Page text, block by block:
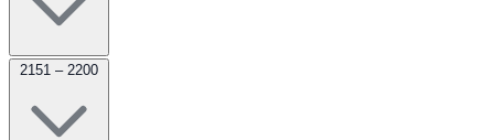
2151 – 2200